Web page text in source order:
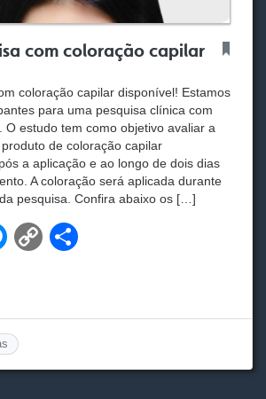
com coloração capilar
coloração capilar disponível! Estamos
para uma pesquisa clínica com
O estudo tem como objetivo avaliar a
de coloração capilar
a aplicação e ao longo de dois dias
A coloração será aplicada durante
pesquisa. Confira abaixo os […]
M
e
n
g
C
y
n
e